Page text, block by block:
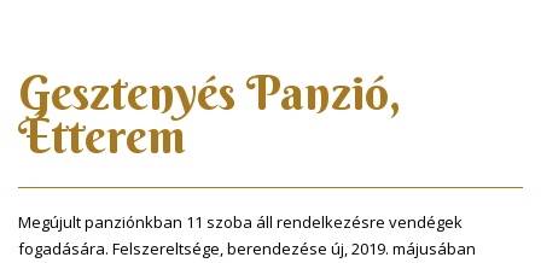
Gesztenyés Panzió,
Étterem
Megújult panziónkban 11 szoba áll rendelkezésre vendégek
fogadására. Felszereltsége, berendezése új, 2019. májusában